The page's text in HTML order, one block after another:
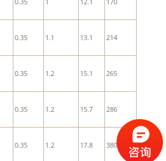
0.35 1.1 13.1 214
0.35 1.2 15.1 265
0.35 1.2 15.7 286
0.35 1.2 17.8 380